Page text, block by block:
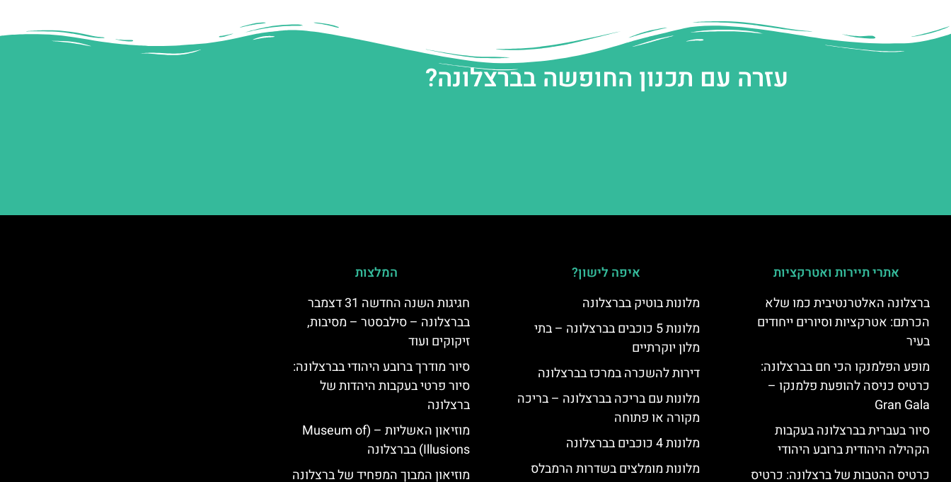
עזרה עם תכנון החופשה בברצלונה?
אתרי תיירות ואטרקציות
ברצלונה האלטרנטיבית כמו שלא
הכרתם: אטרקציות וסיורים ייחודים
בעיר
מופע הפלמנקו הכי חם בברצלונה:
כרטיס כניסה להופעת פלמנקו –
Gran Gala
סיור בעברית בברצלונה בעקבות
הקהילה היהודית ברובע היהודי
כרטיס ההטבות של ברצלונה: כרטיס
איפה לישון?
מלונות בוטיק בברצלונה
מלונות 5 כוכבים בברצלונה – בתי
מלון יוקרתיים
דירות להשכרה במרכז בברצלונה
מלונות עם בריכה בברצלונה – בריכה
מקורה או פתוחה
מלונות 4 כוכבים בברצלונה
מלונות מומלצים בשדרות הרמבלס
המלצות
חגיגות השנה החדשה 31 דצמבר
בברצלונה – סילבסטר – מסיבות,
זיקוקים ועוד
סיור מודרך ברובע היהודי בברצלונה:
סיור פרטי בעקבות היהדות של
ברצלונה
מוזיאון האשליות – (Museum of
Illusions) בברצלונה
מוזיאון המבוך המפחיד של ברצלונה